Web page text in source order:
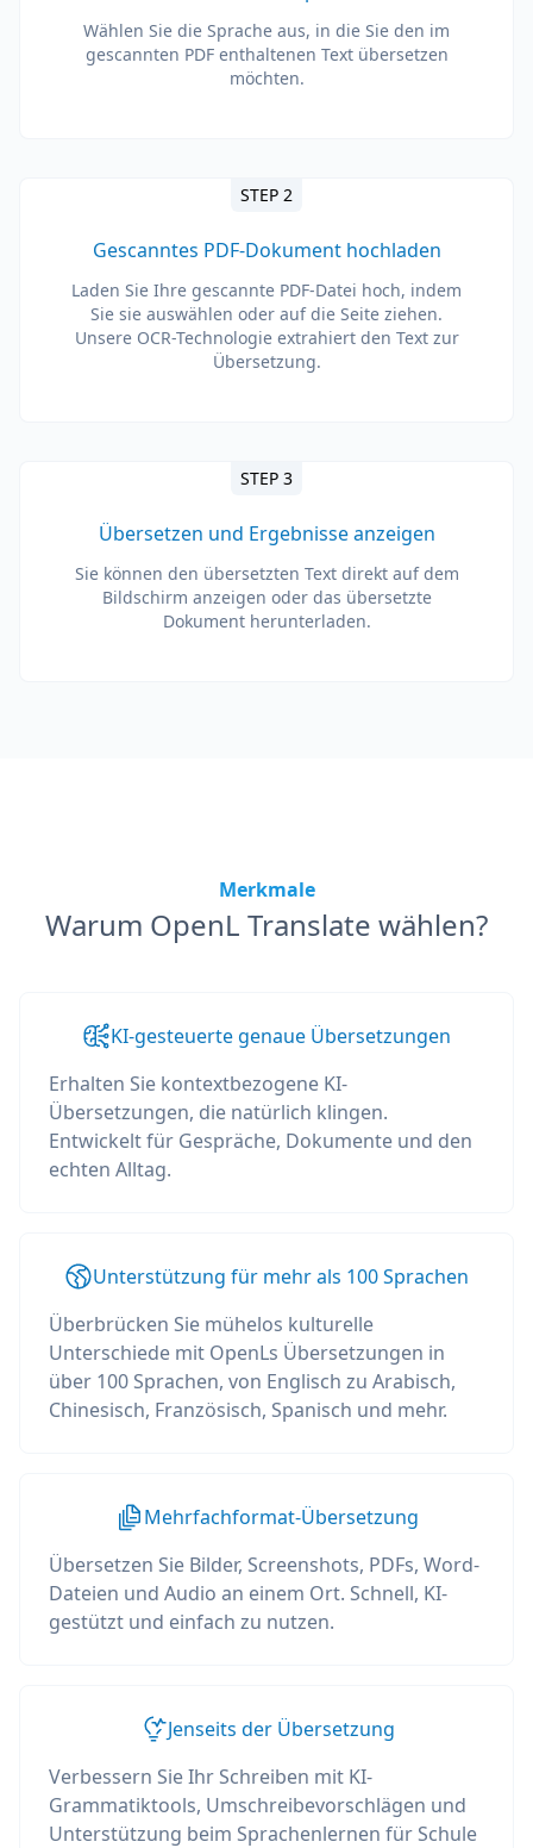
Wählen Sie die Sprache aus, in die Sie den im
gescannten PDF enthaltenen Text übersetzen
möchten.
STEP 2
Gescanntes PDF-Dokument hochladen
Laden Sie Ihre gescannte PDF-Datei hoch, indem
Sie sie auswählen oder auf die Seite ziehen.
Unsere OCR-Technologie extrahiert den Text zur
Übersetzung.
STEP 3
Übersetzen und Ergebnisse anzeigen
Sie können den übersetzten Text direkt auf dem
Bildschirm anzeigen oder das übersetzte
Dokument herunterladen.
Merkmale
Warum OpenL Translate wählen?
KI-gesteuerte genaue Übersetzungen
Erhalten Sie kontextbezogene KI-
Übersetzungen, die natürlich klingen.
Entwickelt für Gespräche, Dokumente und den
echten Alltag.
Unterstützung für mehr als 100 Sprachen
Überbrücken Sie mühelos kulturelle
Unterschiede mit OpenLs Übersetzungen in
über 100 Sprachen, von Englisch zu Arabisch,
Chinesisch, Französisch, Spanisch und mehr.
Mehrfachformat-Übersetzung
Übersetzen Sie Bilder, Screenshots, PDFs, Word-
Dateien und Audio an einem Ort. Schnell, KI-
gestützt und einfach zu nutzen.
Jenseits der Übersetzung
Verbessern Sie Ihr Schreiben mit KI-
Grammatiktools, Umschreibevorschlägen und
Unterstützung beim Sprachenlernen für Schule